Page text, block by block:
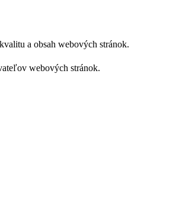
a obsah webových stránok.
webových stránok.